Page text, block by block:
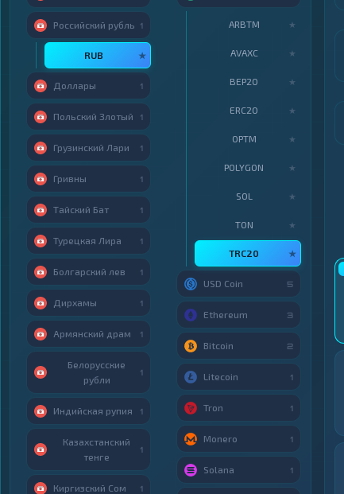
Российский рубль 1
RUB ★
Доллары 1
Польский Злотый 1
Грузинский Лари 1
Гривны 1
Тайский Бат 1
Турецкая Лира 1
Болгарский лев 1
Дирхамы 1
Армянский драм 1
Белорусские
рубли
1
Индийская рупия 1
Казахстанский
тенге
1
Киргизский Сом 1
ARBTM ★
AVAXC ★
BEP20 ★
ERC20 ★
OPTM ★
POLYGON ★
SOL ★
TON ★
TRC20 ★
USD Coin 5
Ethereum 3
Bitcoin 2
Litecoin 1
Tron 1
Monero 1
Solana 1